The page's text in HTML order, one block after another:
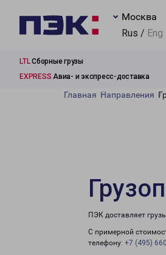
Москва
Rus / Eng
LTLСборные грузы
EXPRESS Авиа- и экспресс-доставка
Главная Направления
ПЭК доставляет
С примерной
телефону: +7 (495)